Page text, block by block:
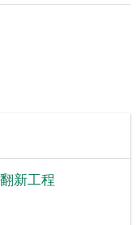
新工程